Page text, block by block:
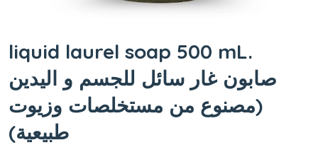
liquid laurel soap 500 mL.
صابون غار سائل للجسم و اليدين
(مصنوع من مستخلصات وزيوت
طبيعية)